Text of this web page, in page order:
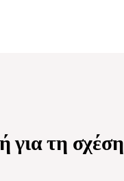
για τη σχέση